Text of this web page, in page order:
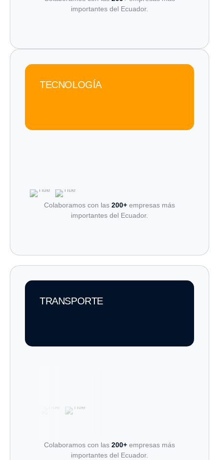
importantes del Ecuador.
Colaboramos con las 200+ empresas más
importantes del Ecuador.
TECNOLOGÍA
TRANSPORTE
Colaboramos con las 200+ empresas más
importantes del Ecuador.